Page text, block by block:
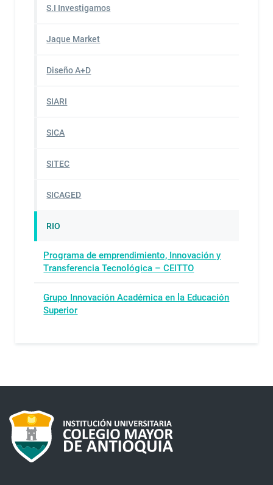
S.I Investigamos
Jaque Market
Diseño A+D
SIARI
SICA
SITEC
SICAGED
RIO
Programa de emprendimiento, Innovación y
Transferencia Tecnológica – CEITTO
Grupo Innovación Académica en la Educación
Superior